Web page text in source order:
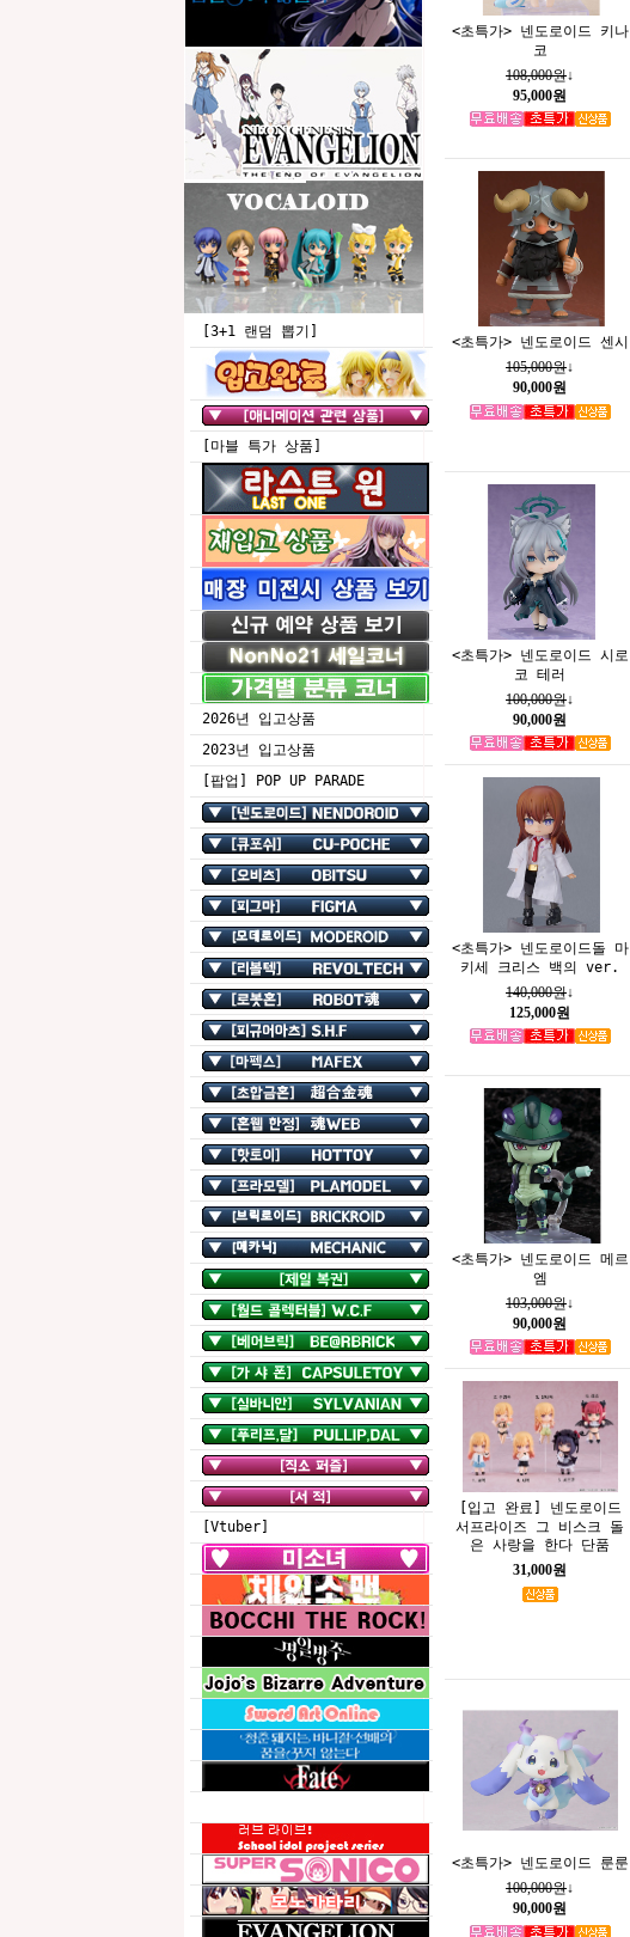
[3+1 랜덤 뽑기]
[마블 특가 상품]
2026년 입고상품
2023년 입고상품
[팝업] POP UP PARADE
[Vtuber]
<초특가> 넨도로이드 키나
코
108,000원↓
95,000원
<초특가> 넨도로이드 센시
105,000원↓
90,000원
<초특가> 넨도로이드 시로
코 테러
100,000원↓
90,000원
<초특가> 넨도로이드돌 마
키세 크리스 백의 ver.
140,000원↓
125,000원
<초특가> 넨도로이드 메르
엠
103,000원↓
90,000원
[입고 완료] 넨도로이드
서프라이즈 그 비스크 돌
은 사랑을 한다 단품
31,000원
<초특가> 넨도로이드 룬룬
100,000원↓
90,000원